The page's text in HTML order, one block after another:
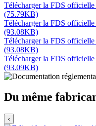
Télécharger la FDS
(75.79KB)
Télécharger la FDS
(93.08KB)
Télécharger la FDS
(93.08KB)
Télécharger la FDS
(93.09KB)
Du même
‹